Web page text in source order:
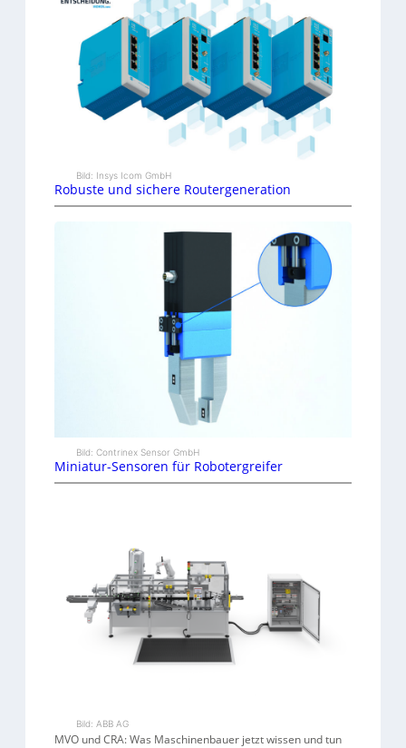
Bild: Insys Icom GmbH
Robuste und sichere Routergeneration
Bild: Contrinex Sensor GmbH
Miniatur-Sensoren für Robotergreifer
Bild: ABB AG
MVO und CRA: Was Maschinenbauer jetzt wissen und tun